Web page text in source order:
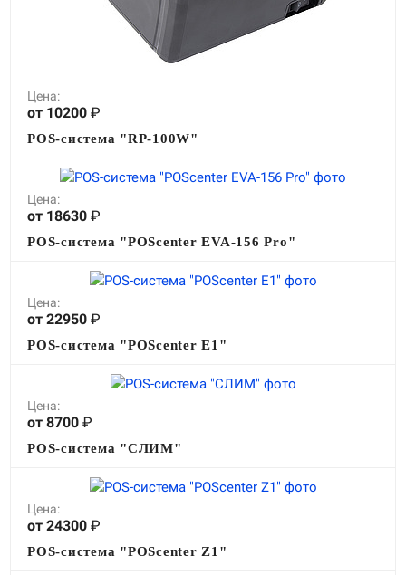
Цена:
от 10200 ₽
POS-система "RP-100W"
Цена:
от 18630 ₽
POS-система "POScenter EVA-156 Pro"
Цена:
от 22950 ₽
POS-система "POScenter E1"
Цена:
от 8700 ₽
POS-система "СЛИМ"
Цена:
от 24300 ₽
POS-система "POScenter Z1"